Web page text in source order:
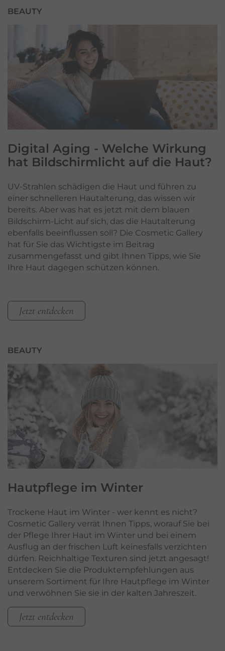
BEAUTY
Digital Aging - Welche Wirkung
hat Bildschirmlicht auf die Haut?
UV-Strahlen schädigen die Haut und führen zu
einer schnelleren Hautalterung, das wissen wir
bereits. Aber was hat es jetzt mit dem blauen
Bildschirm-Licht auf sich, das die Hautalterung
ebenfalls beeinflussen soll? Die Cosmetic Gallery
hat für Sie das Wichtigste im Beitrag
zusammengefasst und gibt Ihnen Tipps, wie Sie
Ihre Haut dagegen schützen können.
Jetzt entdecken
BEAUTY
Hautpflege im Winter
Trockene Haut im Winter - wer kennt es nicht?
Cosmetic Gallery verrät Ihnen Tipps, worauf Sie bei
der Pflege Ihrer Haut im Winter und bei einem
Ausflug an der frischen Luft keinesfalls verzichten
dürfen. Reichhaltige Texturen sind jetzt angesagt!
Entdecken Sie die Produktempfehlungen aus
unserem Sortiment für Ihre Hautpflege im Winter
und verwöhnen Sie sie in der kalten Jahreszeit.
Jetzt entdecken